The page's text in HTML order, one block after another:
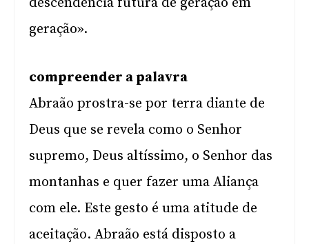
geração».
compreender a palavra
Abraão prostra-se por terra diante de
Deus que se revela como o Senhor
supremo, Deus altíssimo, o Senhor das
montanhas e quer fazer uma Aliança
com ele. Este gesto é uma atitude de
aceitação. Abraão está disposto a